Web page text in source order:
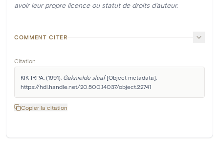
avoir leur propre licence ou statut de droits d'auteur.
COMMENT CITER
Citation
KIK-IRPA. (1991). Geknielde slaaf [Object metadata].
https://hdl.handle.net/20.500.14037/object.22741
Copier la citation